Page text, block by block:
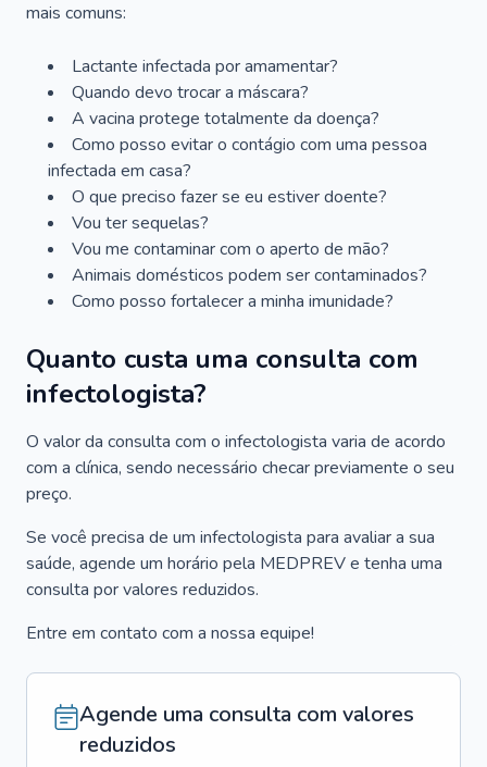
mais comuns:
Lactante infectada por amamentar?
Quando devo trocar a máscara?
A vacina protege totalmente da doença?
Como posso evitar o contágio com uma pessoa
infectada em casa?
O que preciso fazer se eu estiver doente?
Vou ter sequelas?
Vou me contaminar com o aperto de mão?
Animais domésticos podem ser contaminados?
Como posso fortalecer a minha imunidade?
Quanto custa uma consulta com
infectologista?
O valor da consulta com o infectologista varia de acordo
com a clínica, sendo necessário checar previamente o seu
preço.
Se você precisa de um infectologista para avaliar a sua
saúde, agende um horário pela MEDPREV e tenha uma
consulta por valores reduzidos.
Entre em contato com a nossa equipe!
Agende uma consulta com valores
reduzidos